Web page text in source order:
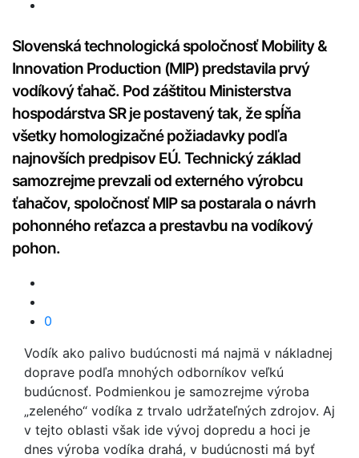
Slovenská technologická spoločnosť Mobility &
Innovation Production (MIP) predstavila prvý
vodíkový ťahač. Pod záštitou Ministerstva
hospodárstva SRje postavený tak, že spĺňa
všetky homologizačné požiadavky podľa
najnovších predpisov EÚ. Technický základ
samozrejme prevzali od externého výrobcu
ťahačov, spoločnosť MIP sa postarala o návrh
pohonného reťazca a prestavbu na vodíkový
pohon.
0
Vodík ako palivo budúcnosti má najmä v nákladnej
doprave podľa mnohých odborníkov veľkú
budúcnosť. Podmienkou je samozrejme výroba
„zeleného“ vodíka z trvalo udržateľných zdrojov. Aj
v tejto oblasti však ide vývoj dopredu a hoci je
dnes výroba vodíka drahá, v budúcnosti má byť